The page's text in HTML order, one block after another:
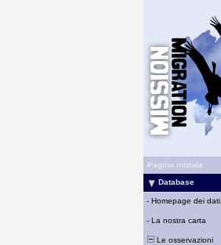
Pagina iniziale
Database
- Homepage dei dati
- La nostra carta
Le osservazioni